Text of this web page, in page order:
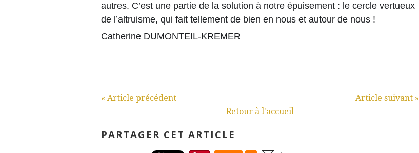
autres. C’est une partie de la solution à notre épuisement : le cercle vertueux
de l’altruisme, qui fait tellement de bien en nous et autour de nous !
Catherine DUMONTEIL-KREMER
« Article précédent
Article suivant »
Retour à l'accueil
PARTAGER CET ARTICLE